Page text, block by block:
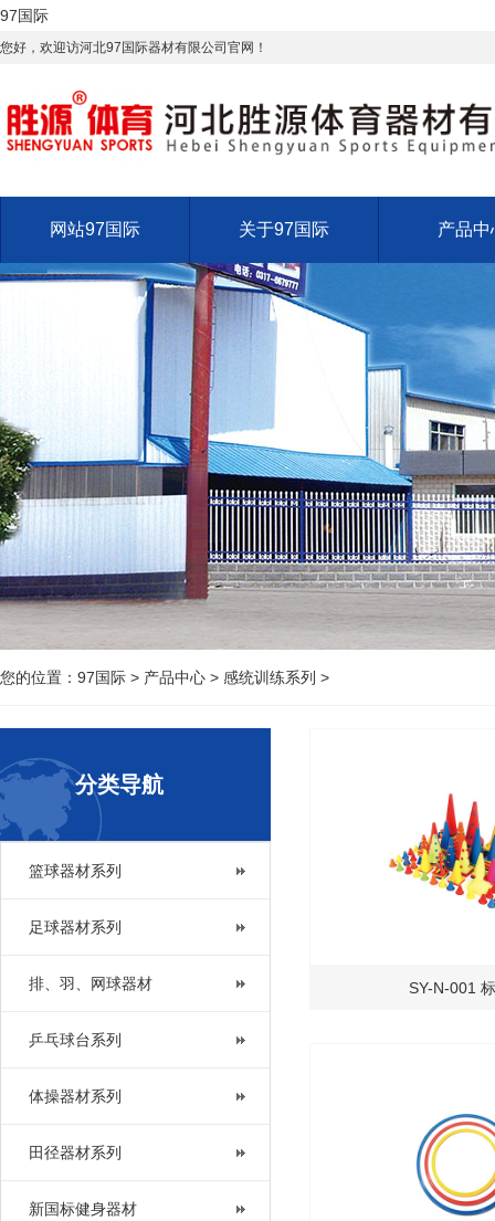
97国际
您好，欢迎访河北97国际器材有限公司官网！
网站97国际 关于97国际 产品中
您的位置： 97国际 > 产品中心 > 感统训练系列 >
分类导航
篮球器材系列
足球器材系列
排、羽、网球器材
乒乓球台系列
体操器材系列
田径器材系列
新国标健身器材
SY-N-001